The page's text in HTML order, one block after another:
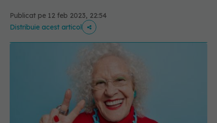
Publicat pe 12 feb 2023, 22:54
Distribuie acest articol